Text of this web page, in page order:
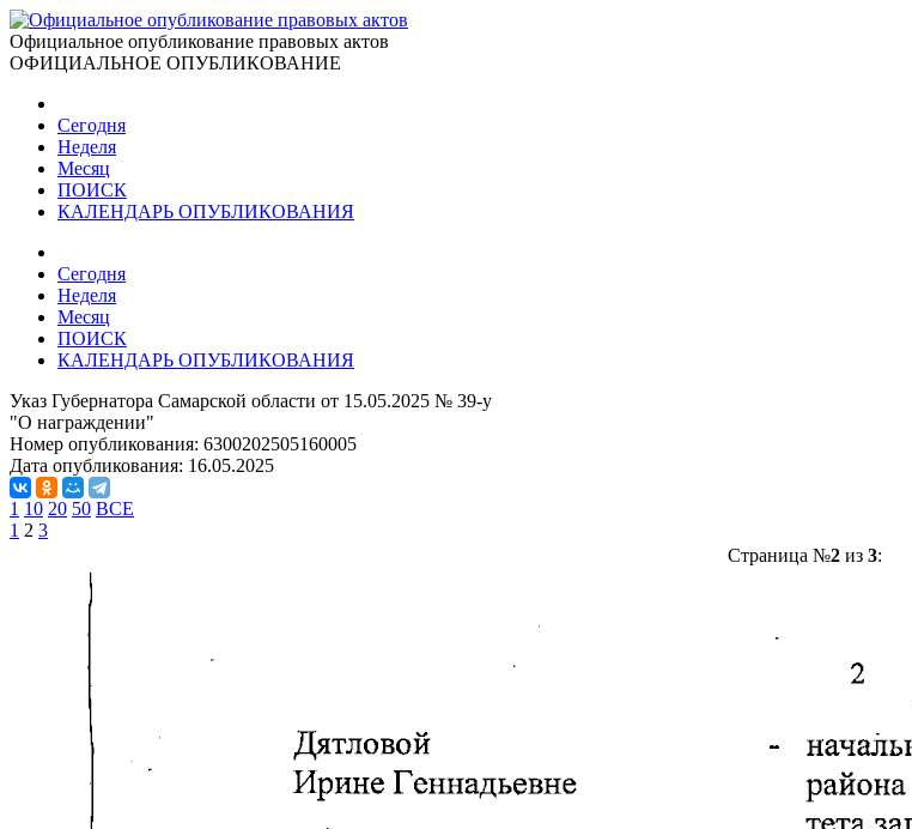
Официальное опубликование правовых актов
ОФИЦИАЛЬНОЕ ОПУБЛИКОВАНИЕ
Сегодня
Неделя
Месяц
ПОИСК
КАЛЕНДАРЬ ОПУБЛИКОВАНИЯ
Сегодня
Неделя
Месяц
ПОИСК
КАЛЕНДАРЬ ОПУБЛИКОВАНИЯ
Указ Губернатора Самарской области от 15.05.2025 № 39-у
"О награждении"
Номер опубликования: 6300202505160005
Дата опубликования: 16.05.2025
1 10 20 50 ВСЕ
1 2 3
Страница №2из 3: